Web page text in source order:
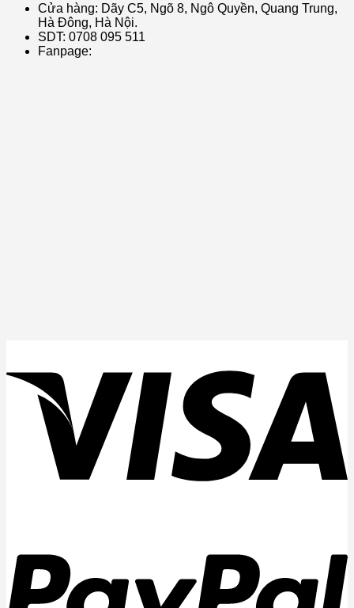
Cửa hàng: Dãy C5, Ngõ 8, Ngô Quyền, Quang Trung,
Hà Đông, Hà Nội.
SDT: 0708 095 511
Fanpage: